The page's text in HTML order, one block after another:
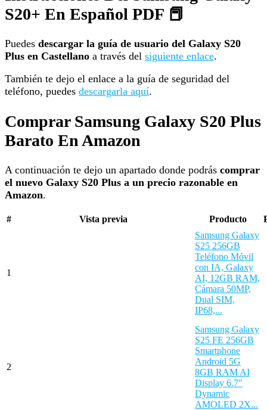
S20+ En Español PDF 📕
Puedes descargar la guía de usuario del Galaxy S20
Plus en Castellano a través del siguiente enlace.
También te dejo el enlace a la guía de seguridad del
teléfono, puedes descargarla aquí.
Comprar Samsung Galaxy S20 Plus
Barato En Amazon
A continuación te dejo un apartado donde podrás comprar
el nuevo Galaxy S20 Plus a un precio razonable en
Amazon.
# Vista previa Producto
1
Samsung Galaxy
S25 256GB
Teléfono Móvil
con IA, Galaxy
AI, 12GB RAM,
Cámara 50MP,
Dual SIM,
IP68,...
2
Samsung Galaxy
S25 FE 256GB
Smartphone
Android 5G
8GB RAM AI
Display 6.7"
Dynamic
AMOLED 2X...